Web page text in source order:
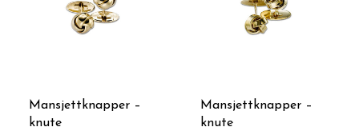
Mansjettknapper –
knute
Mansjettknapper –
knute